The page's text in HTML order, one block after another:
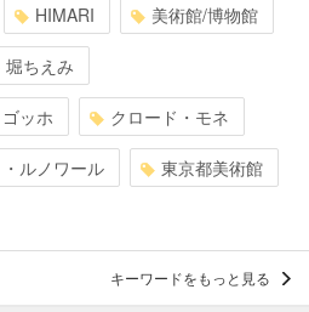
HIMARI 美術館/博物館
堀ちえみ
ッホ クロード・モネ
ルノワール 東京都美術館
キーワードをもっと見る